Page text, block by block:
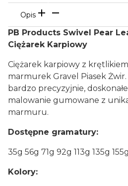
Opis
PB Products Swivel Pear
Ciężarek Karpiowy
Ciężarek karpiowy z
marmurek Gravel Piasek
bardzo precyzyjnie,
malowanie gumowane z
marmuru.
Dostępne gramatury:
35g 56g 71g 92g 113g 135g 155g
Kolory: